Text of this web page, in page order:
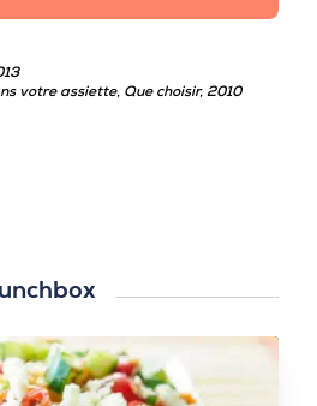
votre assiette, Que choisir, 2010